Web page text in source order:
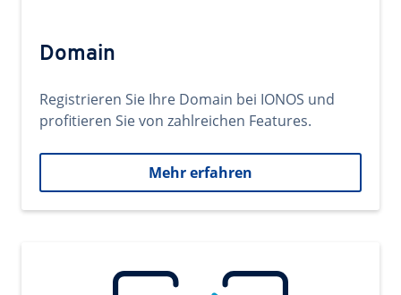
Domain
Registrieren Sie Ihre Domain bei IONOS und
profitieren Sie von zahlreichen Features.
Mehr erfahren